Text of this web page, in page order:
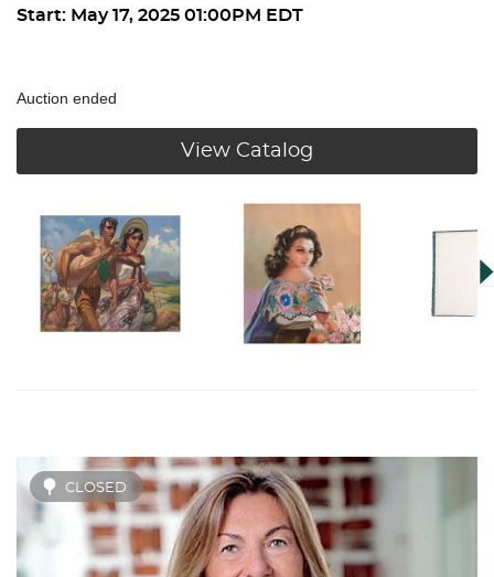
Start: May 17, 2025 01:00PM EDT
Auction ended
View Catalog
CLOSED